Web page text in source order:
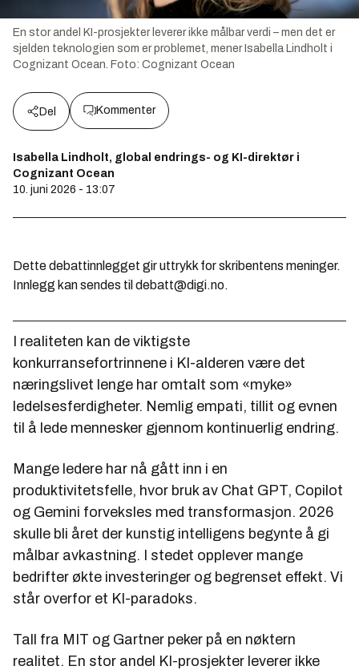
En stor andel KI-prosjekter leverer ikke målbar verdi – men det er
sjelden teknologien som er problemet, mener Isabella Lindholt i
Cognizant Ocean. Foto: Cognizant Ocean
Del Kommenter
Isabella Lindholt, global endrings- og KI-direktør i
Cognizant Ocean
10. juni 2026 - 13:07
Dette debattinnlegget gir uttrykk for skribentens meninger.
Innlegg kan sendes til debatt@digi.no.
I realiteten kan de viktigste
konkurransefortrinnene i KI-alderen være det
næringslivet lenge har omtalt som «myke»
ledelsesferdigheter. Nemlig empati, tillit og evnen
til å lede mennesker gjennom kontinuerlig endring.
Mange ledere har nå gått inn i en
produktivitetsfelle, hvor bruk av Chat GPT, Copilot
og Gemini forveksles med transformasjon. 2026
skulle bli året der kunstig intelligens begynte å gi
målbar avkastning. I stedet opplever mange
bedrifter økte investeringer og begrenset effekt. Vi
står overfor et KI-paradoks.
Tall fra MIT og Gartner peker på en nøktern
realitet. En stor andel KI-prosjekter leverer ikke